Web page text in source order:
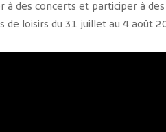
à des concerts et participer à
de loisirs du 31 juillet au 4 août